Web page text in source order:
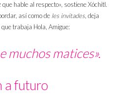
hable al respecto», sostiene Xóchitl.
así como de les invitades, deja
trabaja Hola, Amigue:
muchos matices».
a futuro